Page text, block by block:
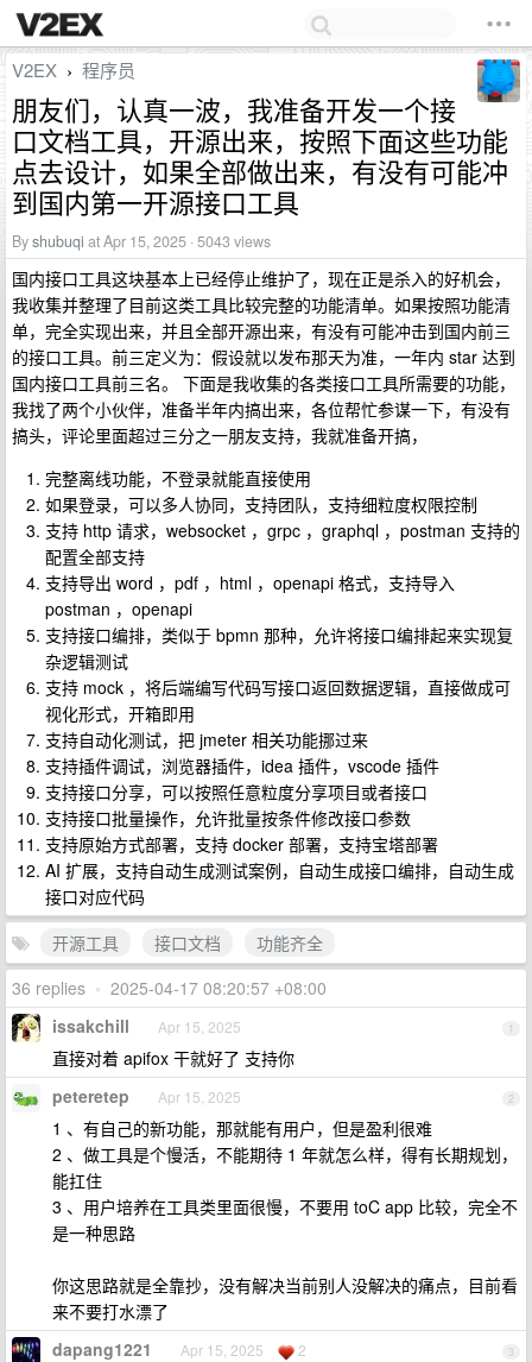
V2EX › 程序员
朋友们，认真一波，我准备开发一个接
口文档工具，开源出来，按照下面这些功能
点去设计，如果全部做出来，有没有可能冲
到国内第一开源接口工具
Byshubuqi at Apr 15, 2025 · 5043 views
国内接口工具这块基本上已经停止维护了，现在正是杀入的好机会，
我收集并整理了目前这类工具比较完整的功能清单。如果按照功能清
单，完全实现出来，并且全部开源出来，有没有可能冲击到国内前三
的接口工具。前三定义为：假设就以发布那天为准，一年内 star 达到
国内接口工具前三名。 下面是我收集的各类接口工具所需要的功能，
我找了两个小伙伴，准备半年内搞出来，各位帮忙参谋一下，有没有
搞头，评论里面超过三分之一朋友支持，我就准备开搞，
完整离线功能，不登录就能直接使用
如果登录，可以多人协同，支持团队，支持细粒度权限控制
支持 http 请求，websocket ，grpc ，graphql ，postman 支持的
配置全部支持
支持导出 word ，pdf ，html ，openapi 格式，支持导入
postman ，openapi
支持接口编排，类似于 bpmn 那种，允许将接口编排起来实现复
杂逻辑测试
支持 mock ，将后端编写代码写接口返回数据逻辑，直接做成可
视化形式，开箱即用
支持自动化测试，把 jmeter 相关功能挪过来
支持插件调试，浏览器插件，idea 插件，vscode 插件
支持接口分享，可以按照任意粒度分享项目或者接口
支持接口批量操作，允许批量按条件修改接口参数
支持原始方式部署，支持 docker 部署，支持宝塔部署
AI 扩展，支持自动生成测试案例，自动生成接口编排，自动生成
接口对应代码
开源工具
接口文档
功能齐全
36 replies • 2025-04-17 08:20:57 +08:00
1
issakchill Apr 15, 2025
直接对着 apifox 干就好了 支持你
2
peteretep Apr 15, 2025
1 、有自己的新功能，那就能有用户，但是盈利很难
2 、做工具是个慢活，不能期待 1 年就怎么样，得有长期规划，
能扛住
3 、用户培养在工具类里面很慢，不要用 toC app 比较，完全不
是一种思路
你这思路就是全靠抄，没有解决当前别人没解决的痛点，目前看
来不要打水漂了
3
dapang1221 Apr 15, 2025 2